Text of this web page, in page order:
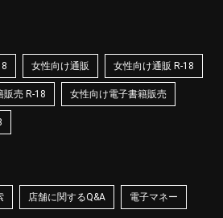
女性向け通販 女性向け通販 R-18
販売 R-18 女性向け電子書籍販売
店舗に関するQ&A 電子マネー